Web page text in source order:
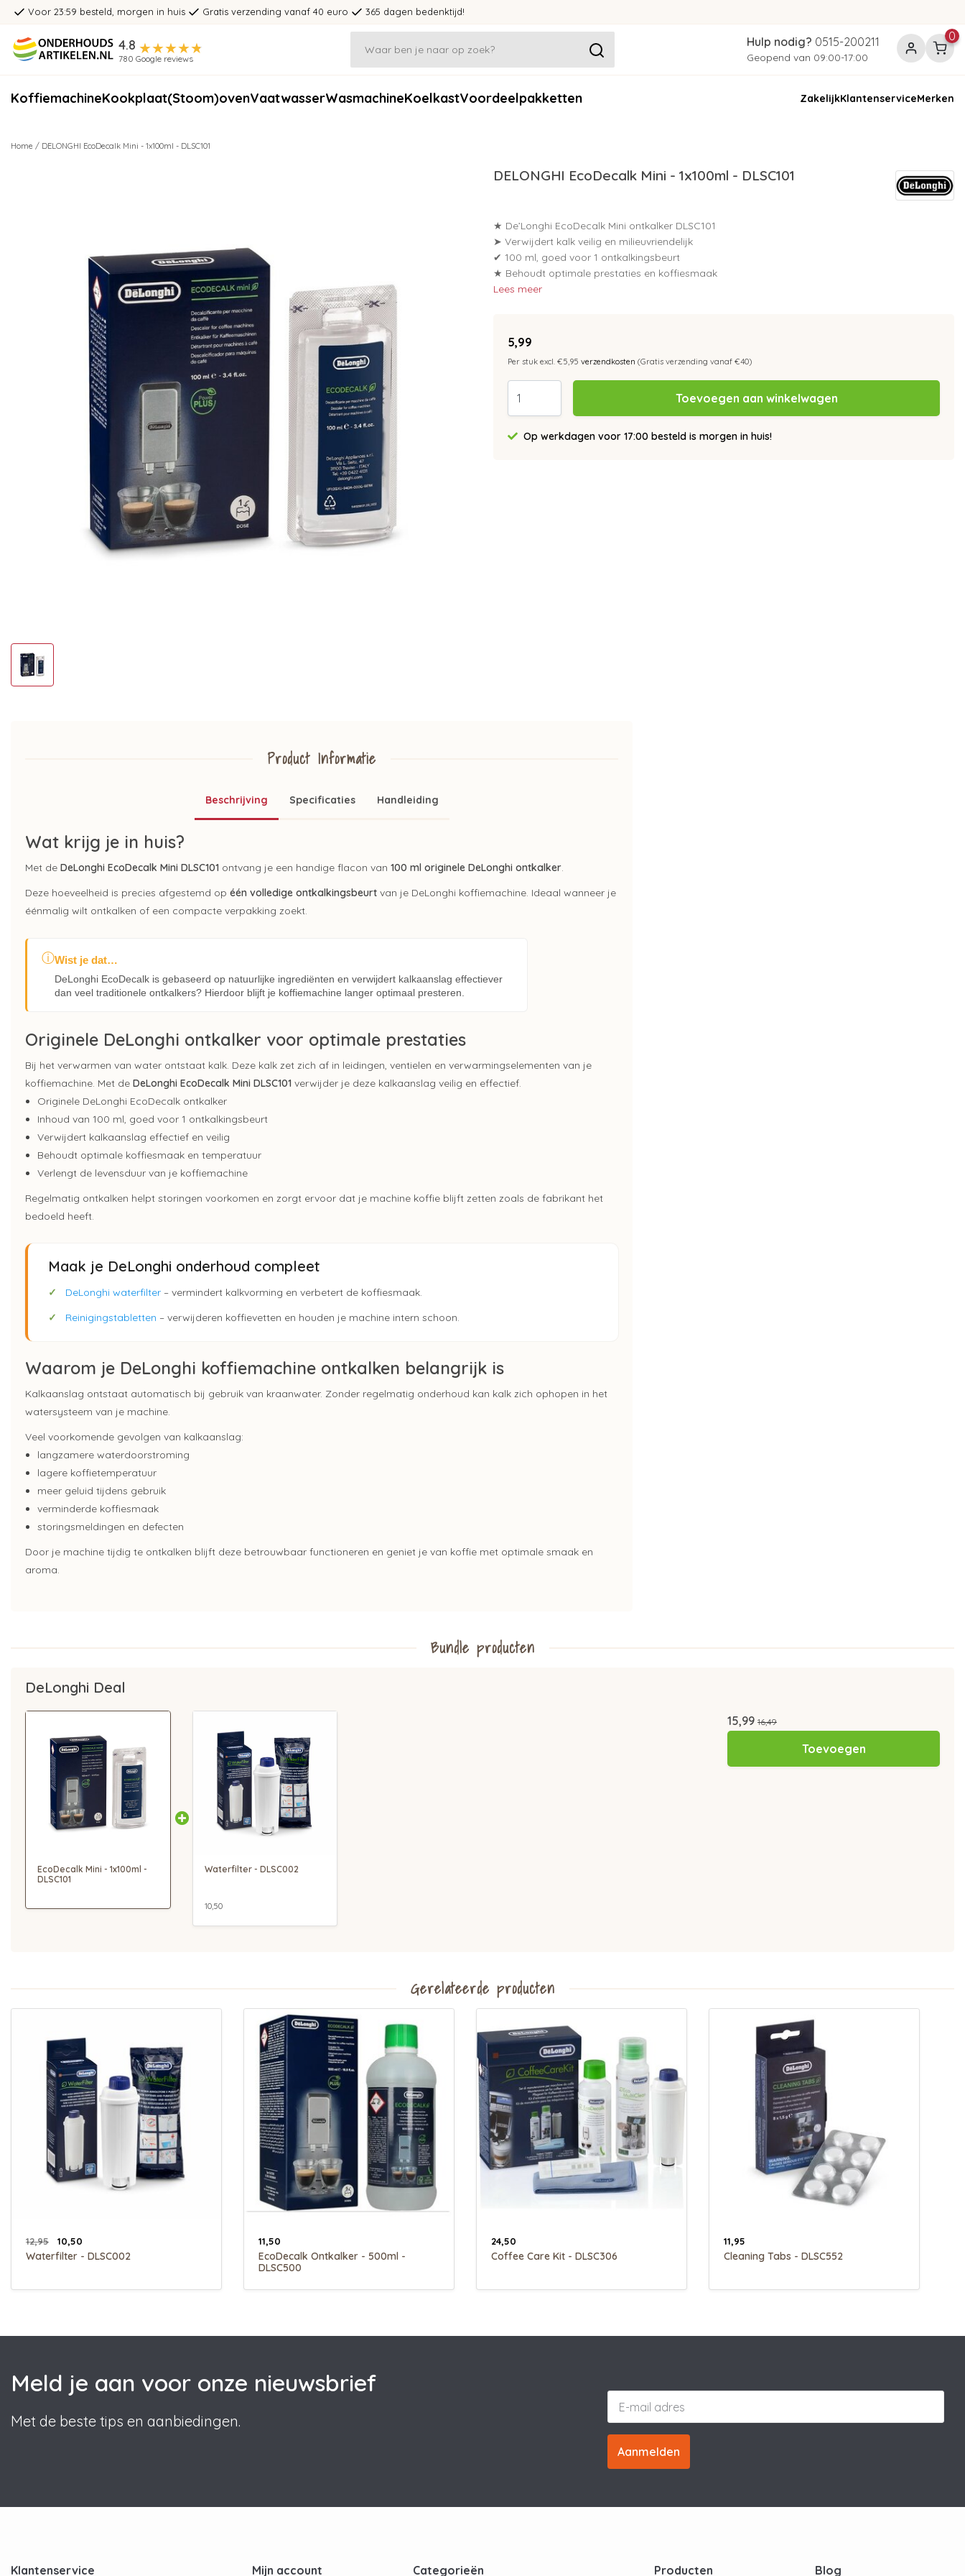
Voor 23:59 besteld, morgen in huis Gratis verzending vanaf 40 euro 365 dagen bedenktijd!
4.8
780 Google reviews
Hulp nodig? 0515-200211
Geopend van 09:00-17:00
0
KoffiemachineKookplaat(Stoom)ovenVaatwasserWasmachineKoelkastVoordeelpakketten ZakelijkKlantenserviceMerken
Home / DELONGHI EcoDecalk Mini - 1x100ml - DLSC101
DELONGHI EcoDecalk Mini - 1x100ml - DLSC101
★ De’Longhi EcoDecalk Mini ontkalker DLSC101
➤ Verwijdert kalk veilig en milieuvriendelijk
✔ 100 ml, goed voor 1 ontkalkingsbeurt
★ Behoudt optimale prestaties en koffiesmaak
Lees meer
5,99
Per stuk excl. €5,95 verzendkosten (Gratis verzending vanaf €40)
Toevoegen aan winkelwagen
Op werkdagen voor 17:00 besteld is morgen in huis!
Product Informatie
Beschrijving Specificaties Handleiding
Wat krijg je in huis?
Met de DeLonghi EcoDecalk Mini DLSC101 ontvang je een handige flacon van 100 ml originele DeLonghi ontkalker.
Deze hoeveelheid is precies afgestemd op één volledige ontkalkingsbeurt van je DeLonghi koffiemachine. Ideaal wanneer je
éénmalig wilt ontkalken of een compacte verpakking zoekt.
ⓘWist je dat…
DeLonghi EcoDecalk is gebaseerd op natuurlijke ingrediënten en verwijdert kalkaanslag effectiever
dan veel traditionele ontkalkers? Hierdoor blijft je koffiemachine langer optimaal presteren.
Originele DeLonghi ontkalker voor optimale prestaties
Bij het verwarmen van water ontstaat kalk. Deze kalk zet zich af in leidingen, ventielen en verwarmingselementen van je
koffiemachine. Met de DeLonghi EcoDecalk Mini DLSC101 verwijder je deze kalkaanslag veilig en effectief.
Originele DeLonghi EcoDecalk ontkalker
Inhoud van 100 ml, goed voor 1 ontkalkingsbeurt
Verwijdert kalkaanslag effectief en veilig
Behoudt optimale koffiesmaak en temperatuur
Verlengt de levensduur van je koffiemachine
Regelmatig ontkalken helpt storingen voorkomen en zorgt ervoor dat je machine koffie blijft zetten zoals de fabrikant het
bedoeld heeft.
Maak je DeLonghi onderhoud compleet
✓ DeLonghi waterfilter – vermindert kalkvorming en verbetert de koffiesmaak.
✓
Reinigingstabletten – verwijderen koffievetten en houden je machine intern schoon.
Waarom je DeLonghi koffiemachine ontkalken belangrijk is
Kalkaanslag ontstaat automatisch bij gebruik van kraanwater. Zonder regelmatig onderhoud kan kalk zich ophopen in het
watersysteem van je machine.
Veel voorkomende gevolgen van kalkaanslag:
langzamere waterdoorstroming
lagere koffietemperatuur
meer geluid tijdens gebruik
verminderde koffiesmaak
storingsmeldingen en defecten
Door je machine tijdig te ontkalken blijft deze betrouwbaar functioneren en geniet je van koffie met optimale smaak en
aroma.
Bundle producten
DeLonghi Deal
EcoDecalk Mini - 1x100ml -
DLSC101
Waterfilter - DLSC002
10,50
15,99 16,49
Toevoegen
Gerelateerde producten
12,95 10,50
Waterfilter - DLSC002
11,50
EcoDecalk Ontkalker - 500ml -
DLSC500
24,50
Coffee Care Kit - DLSC306
11,95
Cleaning Tabs - DLSC552
Meld je aan voor onze nieuwsbrief
Met de beste tips en aanbiedingen.
Aanmelden
Klantenservice Mijn account Categorieën Producten Blog